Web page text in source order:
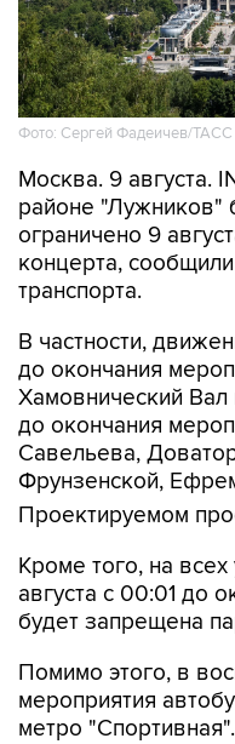
Фото: Сергей Фадеичев/ТАСС
Москва. 9 августа.
районе "Лужников"
ограничено 9
концерта,
транспорта.
В частности,
до окончания
Хамовнический Вал
до окончания
Савельева,
Фрунзенской,
Проектируемом
Кроме того, на всех
августа с 00:01 до
будет запрещена
Помимо этого, в
мероприятия
метро "Спортивная".